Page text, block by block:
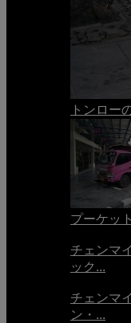
トンロー
プーケッ
チェンマ
ック...
チェンマ
ン・...